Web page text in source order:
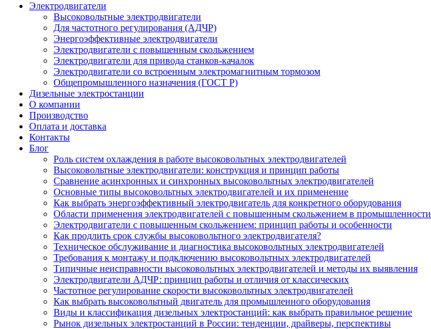
Электродвигатели
Высоковольтные электродвигатели
Для частотного регулирования (АДЧР)
Энергоэффективные электродвигатели
Электродвигатели с повышенным скольжением
Электродвигатели для привода станков-качалок
Электродвигатели со встроенным электромагнитным тормозом
Общепромышленного назначения (ГОСТ Р)
Дизельные электростанции
О компании
Производство
Оплата и доставка
Контакты
Блог
Роль систем охлаждения в работе высоковольтных электродвигателей
Высоковольтные электродвигатели: конструкция и принцип работы
Сравнение асинхронных и синхронных высоковольтных электродвигателей
Основные типы высоковольтных электродвигателей и их применение
Как выбрать энергоэффективный электродвигатель для конкретного оборудования
Области применения электродвигателей с повышенным скольжением в промышленности
Электродвигатели с повышенным скольжением: принцип работы и особенности
Как продлить срок службы высоковольтного электродвигателя?
Техническое обслуживание и диагностика высоковольтных электродвигателей
Требования к монтажу и подключению высоковольтных электродвигателей
Типичные неисправности высоковольтных электродвигателей и методы их выявления
Электродвигатели АДЧР: принцип работы и отличия от классических
Частотное регулирование скорости высоковольтных электродвигателей
Как выбрать высоковольтный двигатель для промышленного оборудования
Виды и классификация дизельных электростанций: как выбрать правильное решение
Рынок дизельных электростанций в России: тенденции, драйверы, перспективы